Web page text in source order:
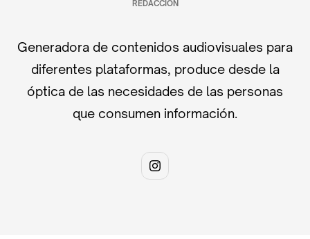
REDACCIÓN
Generadora de contenidos audiovisuales para
diferentes plataformas, produce desde la
óptica de las necesidades de las personas
que consumen información.